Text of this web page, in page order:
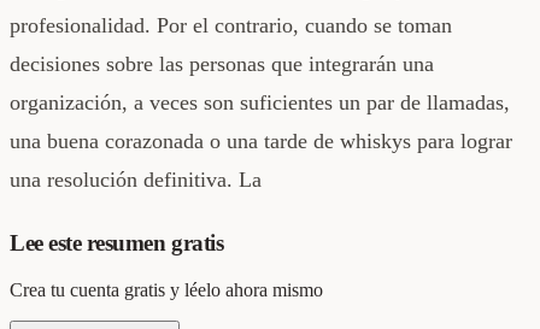
profesionalidad. Por el contrario, cuando se toman
decisiones sobre las personas que integrarán una
organización, a veces son suficientes un par de llamadas,
una buena corazonada o una tarde de whiskys para lograr
una resolución definitiva. La
Lee este resumen gratis
Crea tu cuenta gratis y léelo ahora mismo